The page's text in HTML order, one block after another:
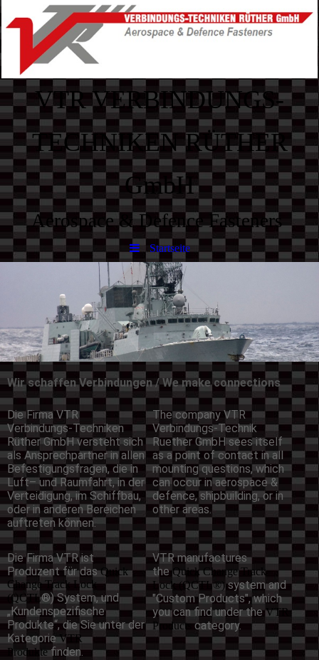
VTR VERBINDUNGS-
TECHNIKEN RÜTHER
GmbH
Aerospace & Defence Fasteners
Startseite
Wir schaffen Verbindungen / We make connections
Die Firma VTR
Verbindungs-Techniken
Rüther GmbH versteht sich
als Ansprechpartner in allen
Befestigungsfragen, die in
Luft– und Raumfahrt, in der
Verteidigung, im Schiffbau,
oder in anderen Bereichen
auftreten können.
The company VTR
Verbindungs-Technik
Ruether GmbH sees itself
as a point of contact in all
mounting questions, which
can occur in aerospace &
defence, shipbuilding, or in
other areas.
Die Firma VTR ist
Produzent für dasQuick
Change Track Lock
(QCTL®) System, und
„Kundenspezifische
Produkte“, die Sie unter der
KategorieVTR
Produktefinden.
VTR manufactures
theQuick Change Track
Lock (QCTL®)system and
"Custom Products", which
you can find under theVTR
Productscategory.